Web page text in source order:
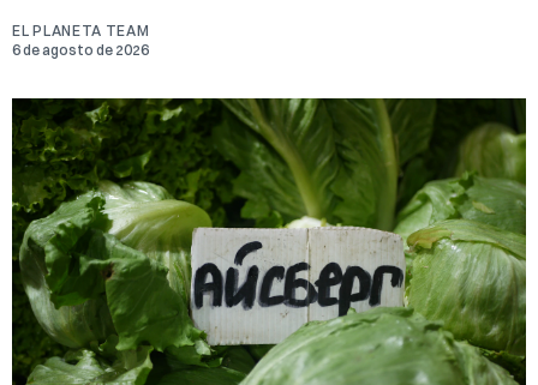
EL PLANETA TEAM
6 de agosto de 2026